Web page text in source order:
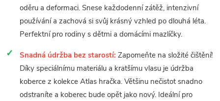
oděru a deformaci. Snese každodenní zátěž, intenzivní
používání a zachová si svůj krásný vzhled po dlouhá léta.
Perfektní pro rodiny s dětmi a domácími mazlíčky.
Snadná údržba bez starostí: Zapomeňte na složité čištění!
Díky speciálnímu materiálu a kratšímu vlasu je údržba
koberce z kolekce Atlas hračka. Většinu nečistot snadno
odstraníte a koberec bude opět jako nový. Ideální pro